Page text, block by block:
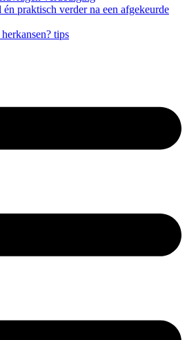
én praktisch verder na een afgekeurde
tips